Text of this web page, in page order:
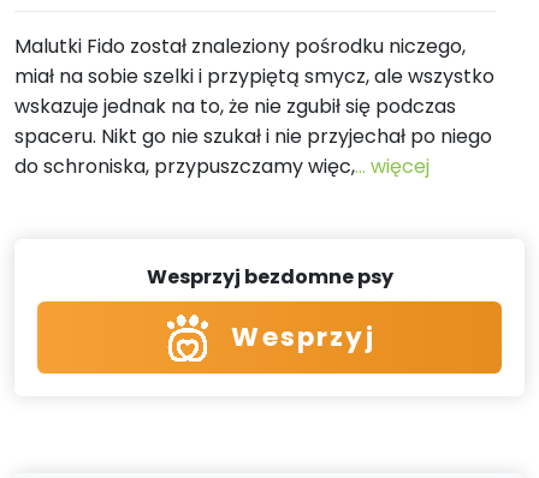
Malutki Fido został znaleziony pośrodku niczego,
miał na sobie szelki i przypiętą smycz, ale wszystko
wskazuje jednak na to, że nie zgubił się podczas
spaceru. Nikt go nie szukał i nie przyjechał po niego
do schroniska, przypuszczamy więc,... więcej
Wesprzyj bezdomne psy
Wesprzyj